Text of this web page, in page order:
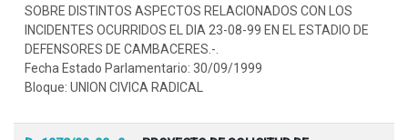
SOBRE DISTINTOS ASPECTOS RELACIONADOS CON LOS
INCIDENTES OCURRIDOS EL DIA 23-08-99 EN EL ESTADIO DE
DEFENSORES DE CAMBACERES.-.
Fecha Estado Parlamentario: 30/09/1999
Bloque: UNION CIVICA RADICAL